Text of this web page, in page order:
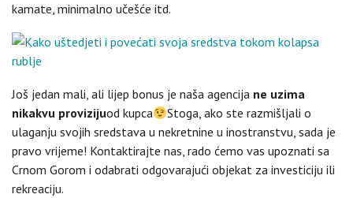
kamate, minimalno učešće itd.
Još jedan mali, ali lijep bonus je naša agencija ne uzima
nikakvu provizijuod kupca
Stoga, ako ste razmišljali o
ulaganju svojih sredstava u nekretnine u inostranstvu, sada je
pravo vrijeme! Kontaktirajte nas, rado ćemo vas upoznati sa
Crnom Gorom i odabrati odgovarajući objekat za investiciju ili
rekreaciju.